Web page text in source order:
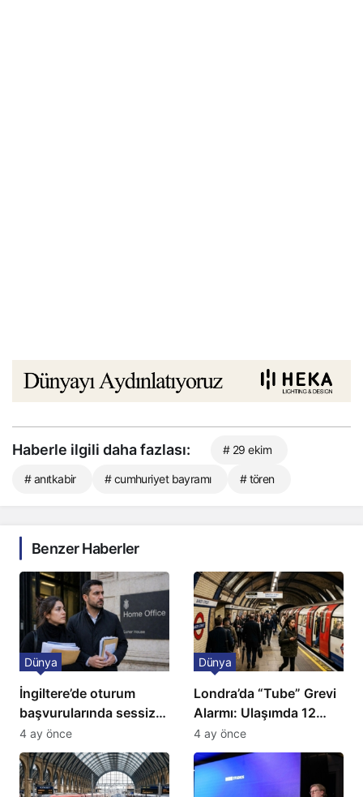
Haberle ilgili daha fazlası: # 29 ekim
# anıtkabir # cumhuriyet bayramı # tören
Benzer Haberler
İngiltere’de oturum
başvurularında sessiz
kriz: Büyükelçilikten
açıklama!
Dünya
4 ay önce
Londra’da “Tube” Grevi
Alarmı: Ulaşımda 12
Günlük Kaos Kapıda
Dünya
4 ay önce